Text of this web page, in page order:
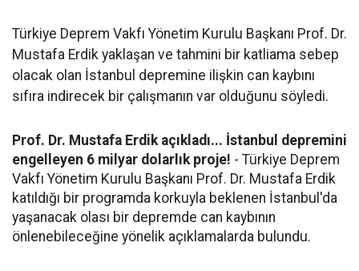
Türkiye Deprem Vakfı Yönetim Kurulu Başkanı Prof. Dr.
Mustafa Erdik yaklaşan ve tahmini bir katliama sebep
olacak olan İstanbul depremine ilişkin can kaybını
sıfıra indirecek bir çalışmanın var olduğunu söyledi.
Prof. Dr. Mustafa Erdik açıkladı... İstanbul depremini
engelleyen 6 milyar dolarlık proje! - Türkiye Deprem
Vakfı Yönetim Kurulu Başkanı Prof. Dr. Mustafa Erdik
katıldığı bir programda korkuyla beklenen İstanbul'da
yaşanacak olası bir depremde can kaybının
önlenebileceğine yönelik açıklamalarda bulundu.